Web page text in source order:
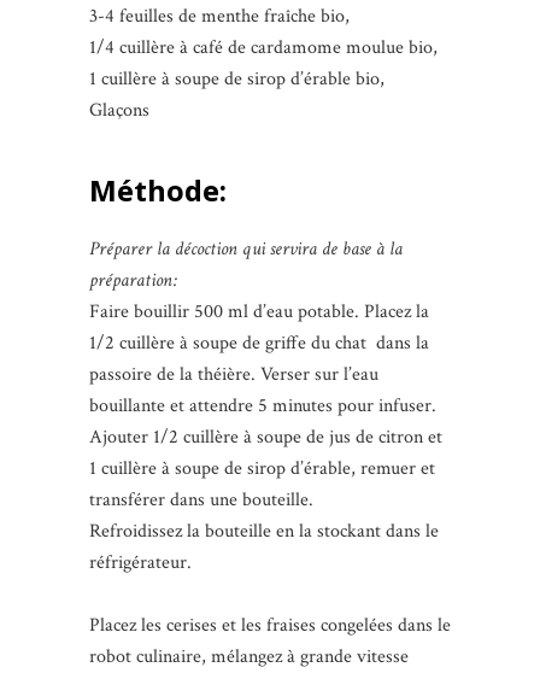
3-4 feuilles de menthe fraîche bio,
1/4 cuillère à café de cardamome moulue bio,
1 cuillère à soupe de sirop d’érable bio,
Glaçons
Méthode:
Préparer la décoction qui servira de base à la
préparation:
Faire bouillir 500 ml d’eau potable. Placez la
1/2 cuillère à soupe de griffe du chat dans la
passoire de la théière. Verser sur l’eau
bouillante et attendre 5 minutes pour infuser.
Ajouter 1/2 cuillère à soupe de jus de citron et
1 cuillère à soupe de sirop d’érable, remuer et
transférer dans une bouteille.
Refroidissez la bouteille en la stockant dans le
réfrigérateur.
Placez les cerises et les fraises congelées dans le
robot culinaire, mélangez à grande vitesse